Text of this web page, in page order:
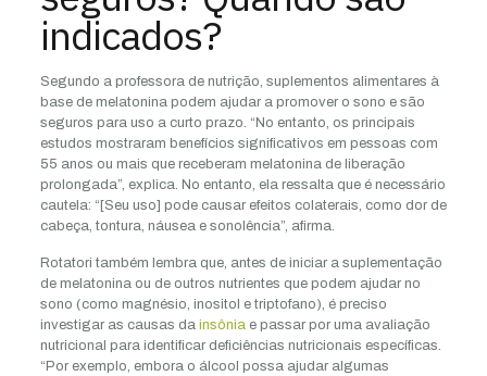
indicados?
Segundo a professora de nutrição, suplementos alimentares à
base de melatonina podem ajudar a promover o sono e são
seguros para uso a curto prazo. “No entanto, os principais
estudos mostraram benefícios significativos em pessoas com
55 anos ou mais que receberam melatonina de liberação
prolongada”, explica. No entanto, ela ressalta que é necessário
cautela: “[Seu uso] pode causar efeitos colaterais, como dor de
cabeça, tontura, náusea e sonolência”, afirma.
Rotatori também lembra que, antes de iniciar a suplementação
de melatonina ou de outros nutrientes que podem ajudar no
sono (como magnésio, inositol e triptofano), é preciso
investigar as causas da insôniae passar por uma avaliação
nutricional para identificar deficiências nutricionais específicas.
“Por exemplo, embora o álcool possa ajudar algumas